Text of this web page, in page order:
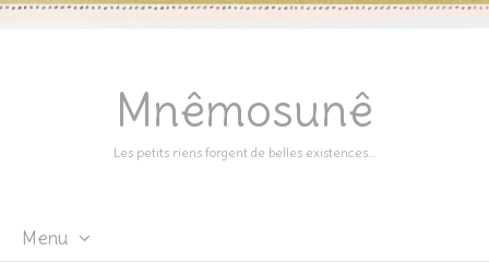
Mnêmosunê
Les petits riens forgent de belles existences…
Menu